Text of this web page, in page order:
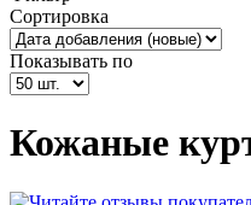
Сортировка
Показывать по
Кожаные